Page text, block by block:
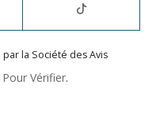
la Société des Avis
Pour Vérifier.